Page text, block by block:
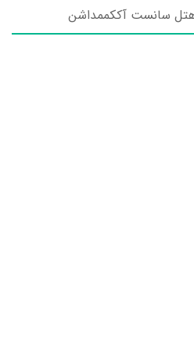
سانست آککممداشن